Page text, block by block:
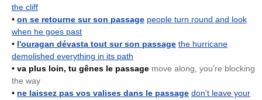
the cliff
• on se retourne sur son passage people turn round and look
when he goes past
• l'ouragan dévasta tout sur son passage the hurricane
demolished everything in its path
• va plus loin, tu gênes le passage move along, you're blocking
the way
• ne laissez pas vos valises dans le passage don't leave your